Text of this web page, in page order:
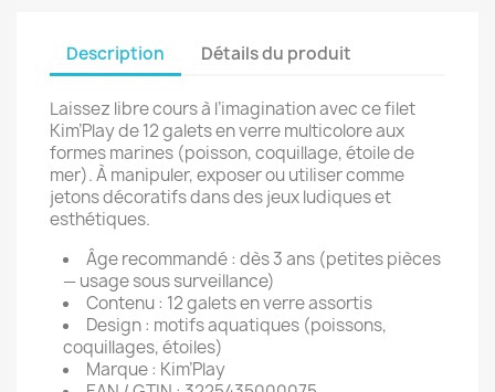
Description Détails du produit
Laissez libre cours à l’imagination avec ce filet
Kim’Play de 12 galets en verre multicolore aux
formes marines (poisson, coquillage, étoile de
mer). À manipuler, exposer ou utiliser comme
jetons décoratifs dans des jeux ludiques et
esthétiques.
Âge recommandé : dès 3 ans (petites pièces
— usage sous surveillance)
Contenu : 12 galets en verre assortis
Design : motifs aquatiques (poissons,
coquillages, étoiles)
Marque : Kim’Play